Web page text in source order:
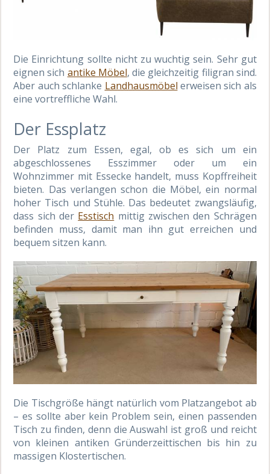
Die Einrichtung sollte nicht zu wuchtig sein. Sehr gut
eignen sich antike Möbel, die gleichzeitig filigran sind.
Aber auch schlanke Landhausmöbel erweisen sich als
eine vortreffliche Wahl.
Der Essplatz
Der Platz zum Essen, egal, ob es sich um ein
abgeschlossenes Esszimmer oder um ein
Wohnzimmer mit Essecke handelt, muss Kopffreiheit
bieten. Das verlangen schon die Möbel, ein normal
hoher Tisch und Stühle. Das bedeutet zwangsläufig,
dass sich der Esstisch mittig zwischen den Schrägen
befinden muss, damit man ihn gut erreichen und
bequem sitzen kann.
Die Tischgröße hängt natürlich vom Platzangebot ab
– es sollte aber kein Problem sein, einen passenden
Tisch zu finden, denn die Auswahl ist groß und reicht
von kleinen antiken Gründerzeittischen bis hin zu
massigen Klostertischen.